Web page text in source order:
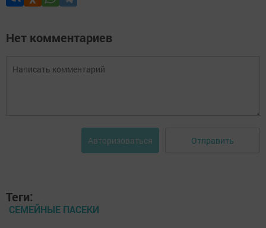
Нет комментариев
Авторизоваться Отправить
Теги:
СЕМЕЙНЫЕ ПАСЕКИ